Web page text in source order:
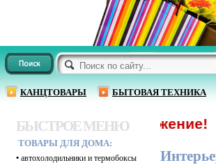
КАНЦТОВАРЫ БЫТОВАЯ ТЕХНИКА
БЫСТРОЕ МЕНЮ
ТОВАРЫ ДЛЯ ДОМА:
• автохолодильники и термобоксы